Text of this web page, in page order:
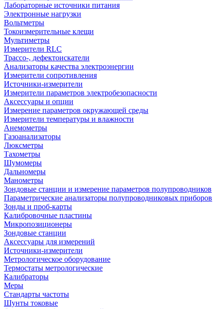
Лабораторные источники питания
Электронные нагрузки
Вольтметры
Токоизмерительные клещи
Мультиметры
Измерители RLC
Трассо-, дефектоискатели
Анализаторы качества электроэнергии
Измерители сопротивления
Источники-измерители
Измерители параметров электробезопасности
Аксессуары и опции
Измерение параметров окружающей среды
Измерители температуры и влажности
Анемометры
Газоанализаторы
Люксметры
Тахометры
Шумомеры
Дальномеры
Манометры
Зондовые станции и измерение параметров полупроводников
Параметрические анализаторы полупроводниковых приборов
Зонды и проб-карты
Калибровочные пластины
Микропозиционеры
Зондовые станции
Аксессуары для измерений
Источники-измерители
Метрологическое оборудование
Термостаты метрологические
Калибраторы
Меры
Стандарты частоты
Шунты токовые